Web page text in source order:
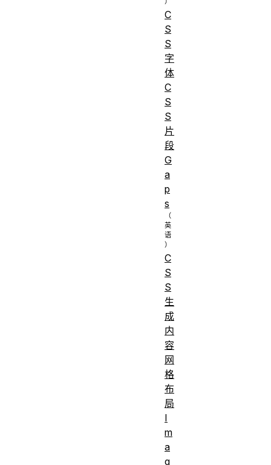
C
S
S
字
体
C
S
S
片
段
G
a
p
s
C
S
S
生
成
内
容
网
格
布
局
I
m
a
g